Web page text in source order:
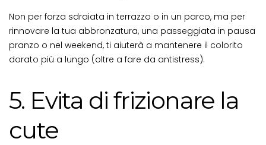
Non per forza sdraiata in terrazzo o in un parco, ma per
rinnovare la tua abbronzatura, una passeggiata in pausa
pranzo o nel weekend, ti aiuterà a mantenere il colorito
dorato più a lungo (oltre a fare da antistress).
5. Evita di frizionare la
cute